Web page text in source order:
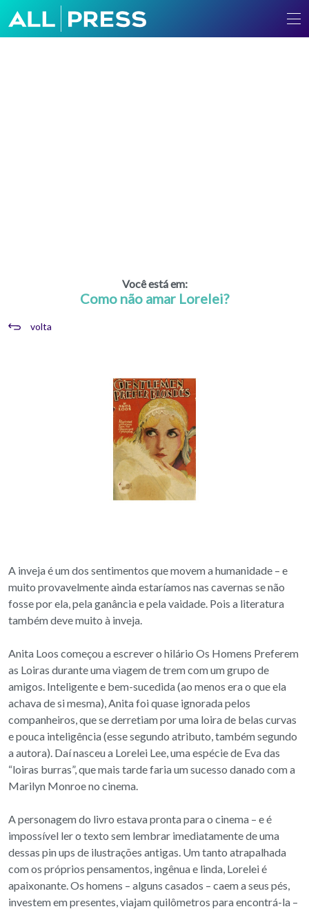
Você está em:
Como não amar Lorelei?
volta
A inveja é um dos sentimentos que movem a humanidade – e
muito provavelmente ainda estaríamos nas cavernas se não
fosse por ela, pela ganância e pela vaidade. Pois a literatura
também deve muito à inveja.
Anita Loos começou a escrever o hilário Os Homens Preferem
as Loiras durante uma viagem de trem com um grupo de
amigos. Inteligente e bem-sucedida (ao menos era o que ela
achava de si mesma), Anita foi quase ignorada pelos
companheiros, que se derretiam por uma loira de belas curvas
e pouca inteligência (esse segundo atributo, também segundo
a autora). Daí nasceu a Lorelei Lee, uma espécie de Eva das
“loiras burras”, que mais tarde faria um sucesso danado com a
Marilyn Monroe no cinema.
A personagem do livro estava pronta para o cinema – e é
impossível ler o texto sem lembrar imediatamente de uma
dessas pin ups de ilustrações antigas. Um tanto atrapalhada
com os próprios pensamentos, ingênua e linda, Lorelei é
apaixonante. Os homens – alguns casados – caem a seus pés,
investem em presentes, viajam quilômetros para encontrá-la –